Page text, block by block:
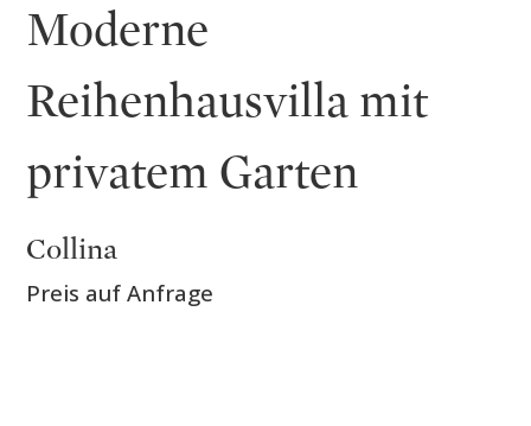
Moderne
Reihenhausvilla mit
privatem Garten
Collina
Preis auf Anfrage